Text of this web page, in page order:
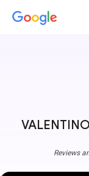
Reviews